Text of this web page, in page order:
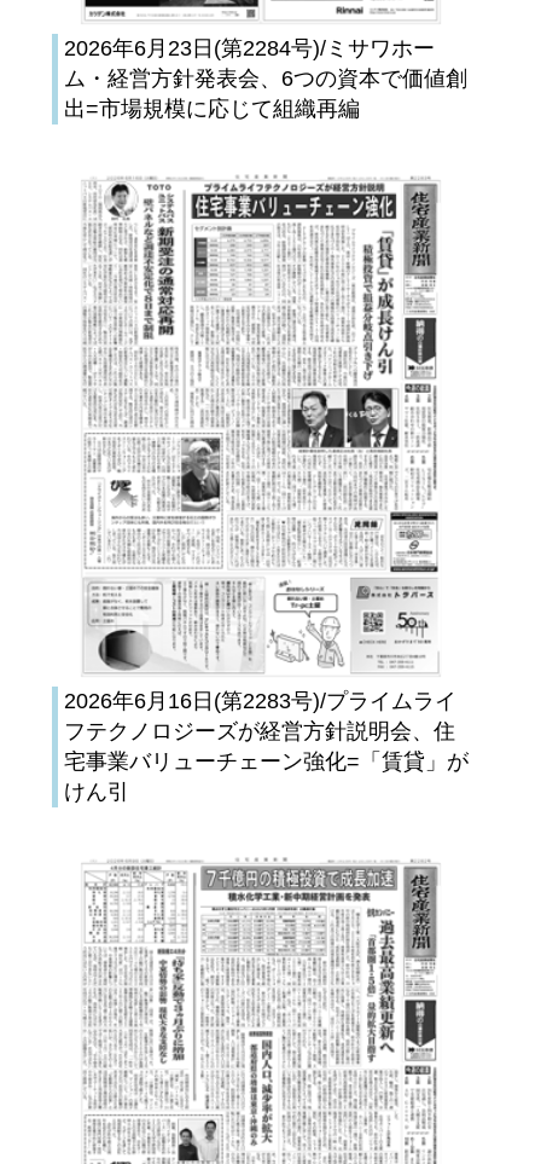
2026年6月23日(第2284号)/ミサワホー
ム・経営方針発表会、6つの資本で価値創
出=市場規模に応じて組織再編
2026年6月16日(第2283号)/プライムライ
フテクノロジーズが経営方針説明会、住
宅事業バリューチェーン強化=「賃貸」が
けん引